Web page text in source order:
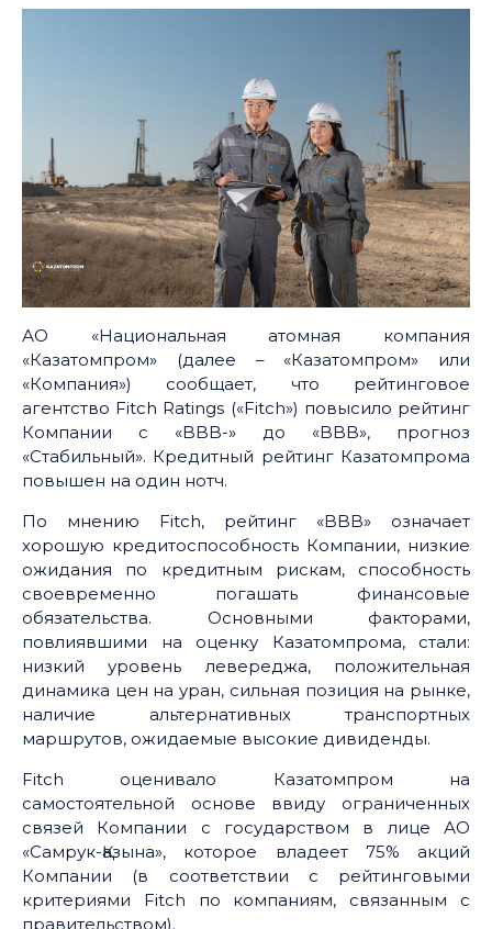
АО «Национальная атомная компания
«Казатомпром» (далее – «Казатомпром» или
«Компания») сообщает, что рейтинговое
агентство Fitch Ratings («Fitch») повысило рейтинг
Компании с «BBB-» до «BBB», прогноз
«Стабильный». Кредитный рейтинг Казатомпрома
повышен на один нотч.
По мнению Fitch, рейтинг «BBB» означает
хорошую кредитоспособность Компании, низкие
ожидания по кредитным рискам, способность
своевременно погашать финансовые
обязательства. Основными факторами,
повлиявшими на оценку Казатомпрома, стали:
низкий уровень левереджа, положительная
динамика цен на уран, сильная позиция на рынке,
наличие альтернативных транспортных
маршрутов, ожидаемые высокие дивиденды.
Fitch оценивало Казатомпром на
самостоятельной основе ввиду ограниченных
связей Компании с государством в лице АО
«Самрук-Қазына», которое владеет 75% акций
Компании (в соответствии с рейтинговыми
критериями Fitch по компаниям, связанным с
правительством).